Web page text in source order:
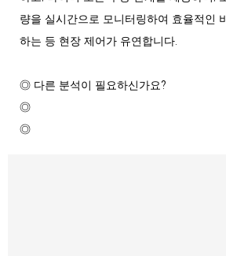
량을 실시간으로 모니터링하여 효율적인
하는 등 현장 제어가 유연합니다.
◎ 다른 분석이 필요하신가요?
◎
◎